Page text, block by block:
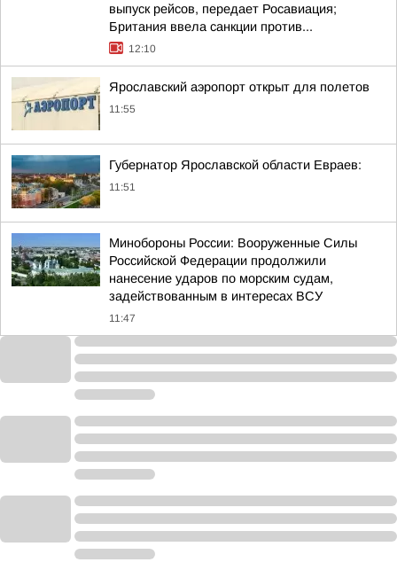
выпуск рейсов, передает Росавиация;
Британия ввела санкции против...
12:10
Ярославский аэропорт открыт для полетов
11:55
Губернатор Ярославской области Евраев:
11:51
Минобороны России: Вооруженные Силы
Российской Федерации продолжили
нанесение ударов по морским судам,
задействованным в интересах ВСУ
11:47